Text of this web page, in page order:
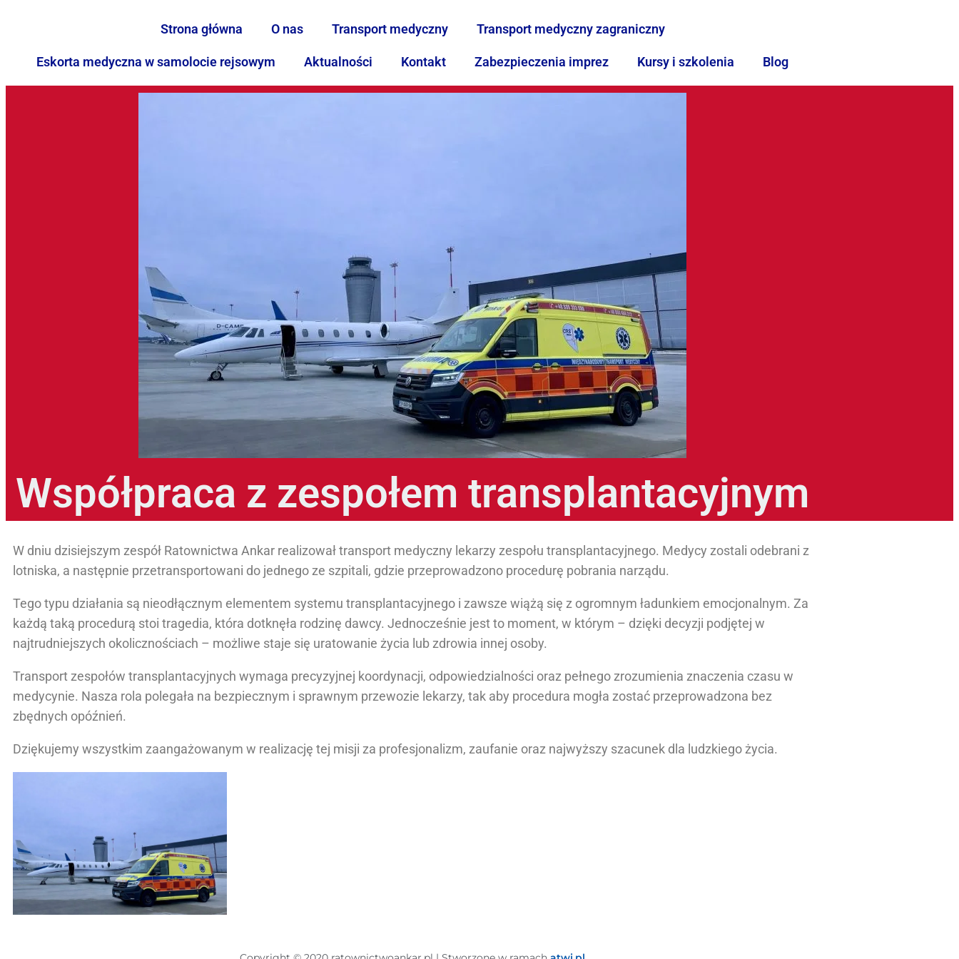
Strona główna O nas Transport medyczny Transport medyczny zagraniczny
Eskorta medyczna w samolocie rejsowym Aktualności Kontakt Zabezpieczenia imprez Kursy i szkolenia Blog
Współpraca z zespołem transplantacyjnym
W dniu dzisiejszym zespół Ratownictwa Ankar realizował transport medyczny lekarzy zespołu transplantacyjnego. Medycy zostali odebrani z
lotniska, a następnie przetransportowani do jednego ze szpitali, gdzie przeprowadzono procedurę pobrania narządu.
Tego typu działania są nieodłącznym elementem systemu transplantacyjnego i zawsze wiążą się z ogromnym ładunkiem emocjonalnym. Za
każdą taką procedurą stoi tragedia, która dotknęła rodzinę dawcy. Jednocześnie jest to moment, w którym – dzięki decyzji podjętej w
najtrudniejszych okolicznościach – możliwe staje się uratowanie życia lub zdrowia innej osoby.
Transport zespołów transplantacyjnych wymaga precyzyjnej koordynacji, odpowiedzialności oraz pełnego zrozumienia znaczenia czasu w
medycynie. Nasza rola polegała na bezpiecznym i sprawnym przewozie lekarzy, tak aby procedura mogła zostać przeprowadzona bez
zbędnych opóźnień.
Dziękujemy wszystkim zaangażowanym w realizację tej misji za profesjonalizm, zaufanie oraz najwyższy szacunek dla ludzkiego życia.